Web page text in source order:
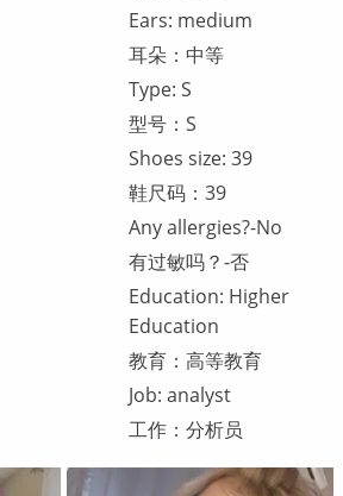
Ears: medium
耳朵：中等
Type: S
型号：S
Shoes size: 39
鞋尺码：39
Any allergies?-No
有过敏吗？-否
Education: Higher
Education
教育：高等教育
Job: analyst
工作：分析员